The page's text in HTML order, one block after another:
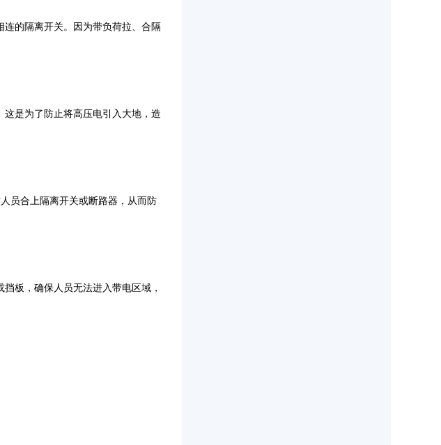
的隔离开关。因为带负荷拉、合隔
是为了防止将高压电引入大地，造
员合上隔离开关或断路器，从而防
板，确保人员无法进入带电区域，